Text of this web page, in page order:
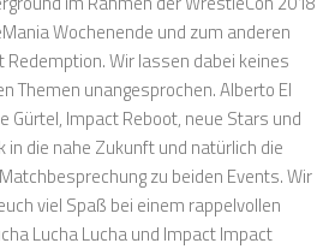
Wochenende und zum anderen
Redemption. Wir lassen dabei keines
Themen unangesprochen. Alberto El
Gürtel, Impact Reboot, neue Stars und
in die nahe Zukunft und natürlich die
zu beiden Events. Wir
viel Spaß bei einem rappelvollen
Lucha Lucha und Impact Impact